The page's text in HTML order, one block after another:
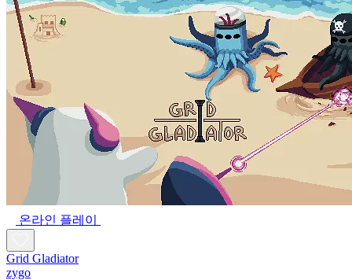
온라인 플레이
Grid Gladiator
zygo